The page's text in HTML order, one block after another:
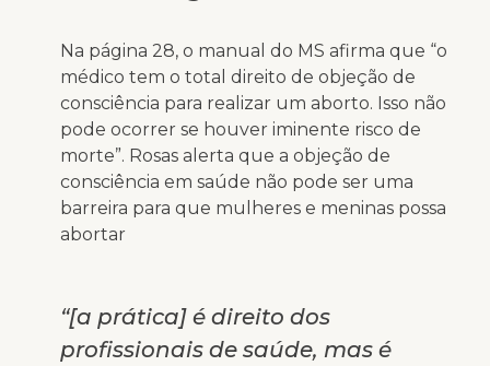
Na página 28, o manual do MS afirma que “o
médico tem o total direito de objeção de
consciência para realizar um aborto. Isso não
pode ocorrer se houver iminente risco de
morte”. Rosas alerta que a objeção de
consciência em saúde não pode ser uma
barreira para que mulheres e meninas possa
abortar
“[a prática] é direito dos
profissionais de saúde, mas é